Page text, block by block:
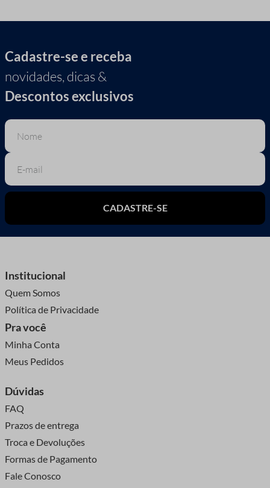
Cadastre-se e receba
novidades, dicas &
Descontos exclusivos
CADASTRE-SE
Institucional
Quem Somos
Política de Privacidade
Pra você
Minha Conta
Meus Pedidos
Dúvidas
FAQ
Prazos de entrega
Troca e Devoluções
Formas de Pagamento
Fale Conosco